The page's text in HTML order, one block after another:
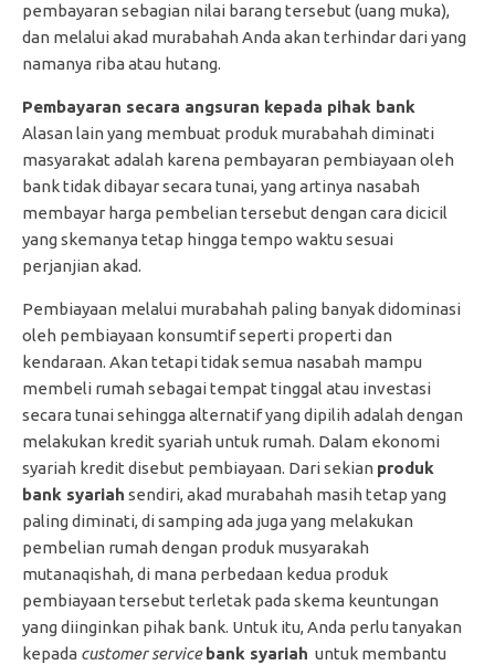
pembayaran sebagian nilai barang tersebut (uang muka),
dan melalui akad murabahah Anda akan terhindar dari yang
namanya riba atau hutang.
Pembayaran secara angsuran kepada pihak bank
Alasan lain yang membuat produk murabahah diminati
masyarakat adalah karena pembayaran pembiayaan oleh
bank tidak dibayar secara tunai, yang artinya nasabah
membayar harga pembelian tersebut dengan cara dicicil
yang skemanya tetap hingga tempo waktu sesuai
perjanjian akad.
Pembiayaan melalui murabahah paling banyak didominasi
oleh pembiayaan konsumtif seperti properti dan
kendaraan. Akan tetapi tidak semua nasabah mampu
membeli rumah sebagai tempat tinggal atau investasi
secara tunai sehingga alternatif yang dipilih adalah dengan
melakukan kredit syariah untuk rumah. Dalam ekonomi
syariah kredit disebut pembiayaan. Dari sekian produk
bank syariah sendiri, akad murabahah masih tetap yang
paling diminati, di samping ada juga yang melakukan
pembelian rumah dengan produk musyarakah
mutanaqishah, di mana perbedaan kedua produk
pembiayaan tersebut terletak pada skema keuntungan
yang diinginkan pihak bank. Untuk itu, Anda perlu tanyakan
kepada customer service bank syariah untuk membantu